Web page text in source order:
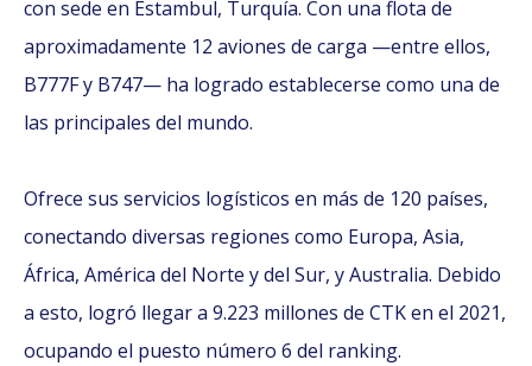
con sede en Estambul, Turquía. Con una flota de
aproximadamente 12 aviones de carga —entre ellos,
B777F y B747— ha logrado establecerse como una de
las principales del mundo.
Ofrece sus servicios logísticos en más de 120 países,
conectando diversas regiones como Europa, Asia,
África, América del Norte y del Sur, y Australia. Debido
a esto, logró llegar a 9.223 millones de CTK en el 2021,
ocupando el puesto número 6 del ranking.